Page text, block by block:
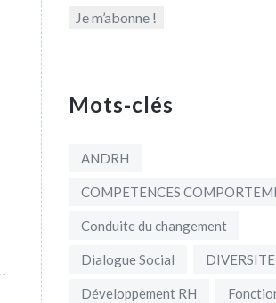
Mots-clés
ANDRH
COMPETENCES
Conduite du changement
Dialogue Social DIVERSITE
Développement RH